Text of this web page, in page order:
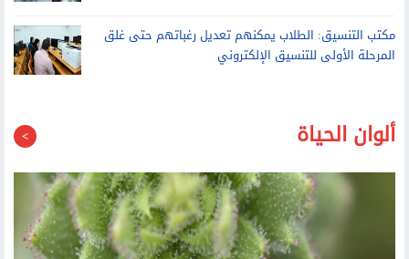
مكتب التنسيق: الطلاب يمكنهم تعديل رغباتهم حتى غلق
المرحلة الأولى للتنسيق الإلكتروني
ألوان الحياة